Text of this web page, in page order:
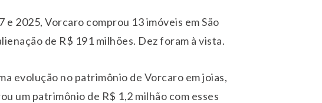
2025, Vorcaro comprou 13 imóveis em São
de R$ 191 milhões. Dez foram à vista.
evolução no patrimônio de Vorcaro em joias,
um patrimônio de R$ 1,2 milhão com esses